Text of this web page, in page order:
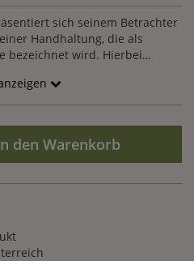
sich seinem Betrachter
Handhaltung, die als
bezeichnet wird. Hierbei
nach oben gerichtet. Diese
der Lehre, auch Dharma-
einem Sockel aus Stein.
in traditioneller Handarbeit aus
wetterbeständig und
ist als Relief ausgearbeitet,
einer Wand oder Mauer im
Buddha Figur aus
Ihren Garten in die
Zaubers tauchen wird.
den Warenkorb